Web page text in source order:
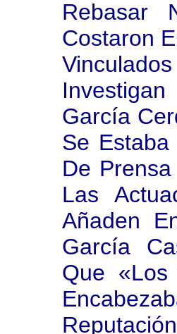
Rebasar
Costaron
García
Se
De
Las
Añaden
García
Que «los